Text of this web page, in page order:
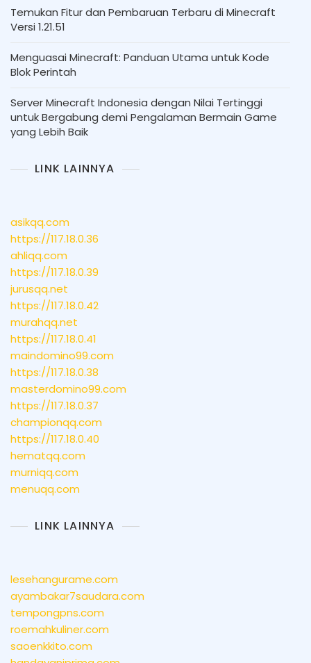
Temukan Fitur dan Pembaruan Terbaru di Minecraft
Versi 1.21.51
Menguasai Minecraft: Panduan Utama untuk Kode
Blok Perintah
Server Minecraft Indonesia dengan Nilai Tertinggi
untuk Bergabung demi Pengalaman Bermain Game
yang Lebih Baik
LINK LAINNYA
asikqq.com
https://117.18.0.36
ahliqq.com
https://117.18.0.39
jurusqq.net
https://117.18.0.42
murahqq.net
https://117.18.0.41
maindomino99.com
https://117.18.0.38
masterdomino99.com
https://117.18.0.37
championqq.com
https://117.18.0.40
hematqq.com
murniqq.com
menuqq.com
LINK LAINNYA
lesehangurame.com
ayambakar7saudara.com
tempongpns.com
roemahkuliner.com
saoenkkito.com